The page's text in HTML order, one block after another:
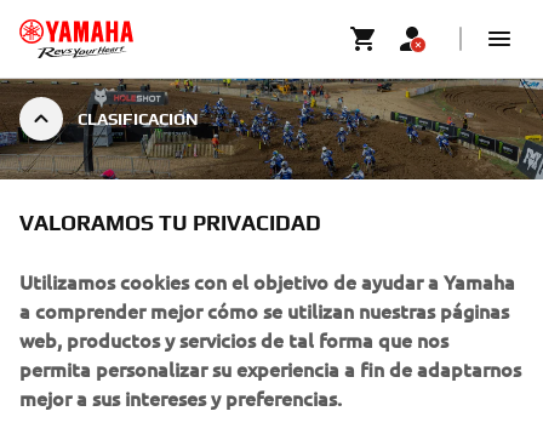
CLASIFICACIÓN
CLASIFICACIÓN
VALORAMOS TU PRIVACIDAD
Utilizamos cookies con el objetivo de ayudar a Yamaha
a comprender mejor cómo se utilizan nuestras páginas
web, productos y servicios de tal forma que nos
permita personalizar su experiencia a fin de adaptarnos
mejor a sus intereses y preferencias.